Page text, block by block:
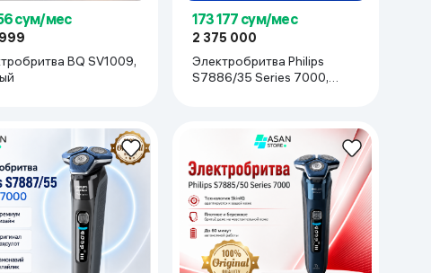
сум/мес
BQ SV1009,
173 177 сум/мес
2 375 000
Электробритва Philips
S7886/35 Series 7000,